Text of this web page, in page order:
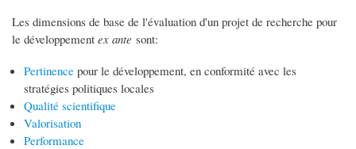
Les dimensions de base de l'évaluation d'un projet de recherche pour
le développement ex ante sont:
Pertinence pour le développement, en conformité avec les
stratégies politiques locales
Qualité scientifique
Valorisation
Performance